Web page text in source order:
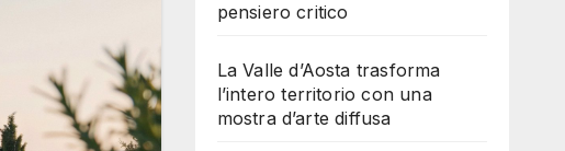
pensiero critico
La Valle d’Aosta trasforma
l’intero territorio con una
mostra d’arte diffusa